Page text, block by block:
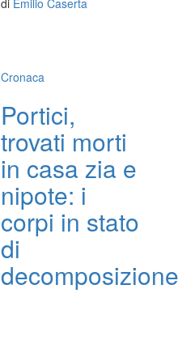
di Emilio Caserta
Cronaca
Portici,
trovati morti
in casa zia e
nipote: i
corpi in stato
di
decomposizione